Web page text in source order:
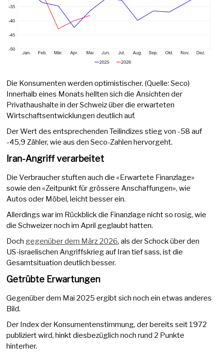
Die Konsumenten werden optimistischer. (Quelle: Seco)
Innerhalb eines Monats hellten sich die Ansichten der
Privathaushalte in der Schweiz über die erwarteten
Wirtschaftsentwicklungen deutlich auf.
Der Wert des entsprechenden Teilindizes stieg von -58 auf
-45,9 Zähler, wie aus den Seco-Zahlen hervorgeht.
Iran-Angriff verarbeitet
Die Verbraucher stuften auch die «Erwartete Finanzlage»
sowie den «Zeitpunkt für grössere Anschaffungen», wie
Autos oder Möbel, leicht besser ein.
Allerdings war im Rückblick die Finanzlage nicht so rosig, wie
die Schweizer noch im April geglaubt hatten.
Doch gegenüber dem März 2026, als der Schock über den
US-israelischen Angriffskrieg auf Iran tief sass, ist die
Gesamtsituation deutlich besser.
Getrübte Erwartungen
Gegenüber dem Mai 2025 ergibt sich noch ein etwas anderes
Bild.
Der Index der Konsumentenstimmung, der bereits seit 1972
publiziert wird, hinkt diesbezüglich noch rund 2 Punkte
hinterher.